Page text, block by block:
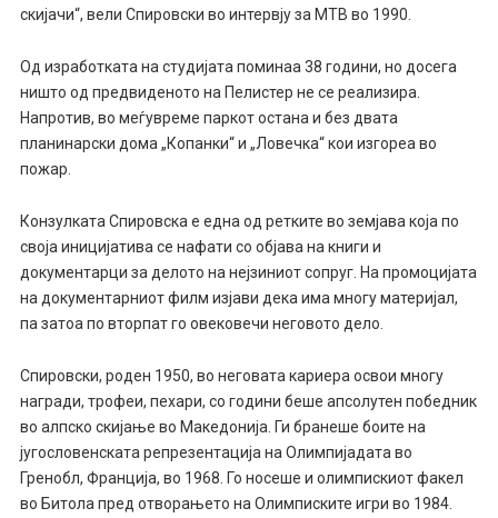
скијачи“, вели Спировски во интервју за МТВ во 1990.
Од изработката на студијата поминаа 38 години, но досега
ништо од предвиденото на Пелистер не се реализира.
Напротив, во меѓувреме паркот остана и без двата
планинарски дома „Копанки“ и „Ловечка“ кои изгореа во
пожар.
Конзулката Спировска е една од ретките во земјава која по
своја иницијатива се нафати со објава на книги и
документарци за делото на нејзиниот сопруг. На промоцијата
на документарниот филм изјави дека има многу материјал,
па затоа по вторпат го овековечи неговото дело.
Спировски, роден 1950, во неговата кариера освои многу
награди, трофеи, пехари, со години беше апсолутен победник
во алпско скијање во Македонија. Ги бранеше боите на
југословенската репрезентација на Олимпијадата во
Гренобл, Франција, во 1968. Го носеше и олимпискиот факел
во Битола пред отворањето на Олимписките игри во 1984.